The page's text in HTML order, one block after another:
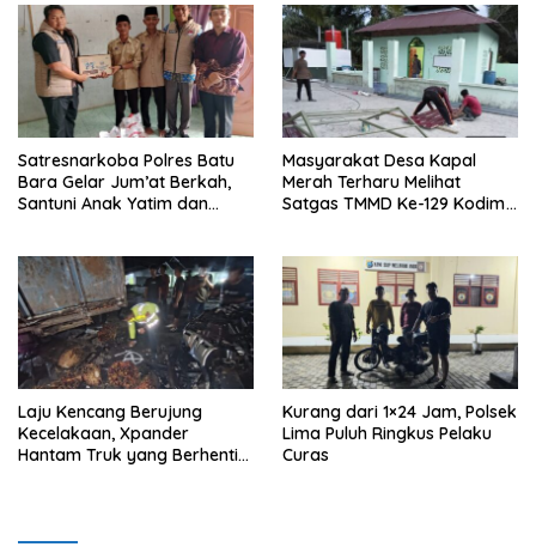
0208/Asahan
Satresnarkoba Polres Batu
Bara Gelar Jum’at Berkah,
Santuni Anak Yatim dan
Masyarakat Desa Kapal
Merah Terharu Melihat
Satgas TMMD Ke-129 Kodim
Mushollah Al Maghribi
Laju Kencang Berujung
Kecelakaan, Xpander
Hantam Truk yang Berhenti
Kurang dari 1×24 Jam, Polsek
Lima Puluh Ringkus Pelaku
Curas